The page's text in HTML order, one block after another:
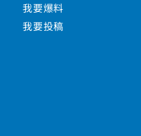
我要爆料
我要投稿